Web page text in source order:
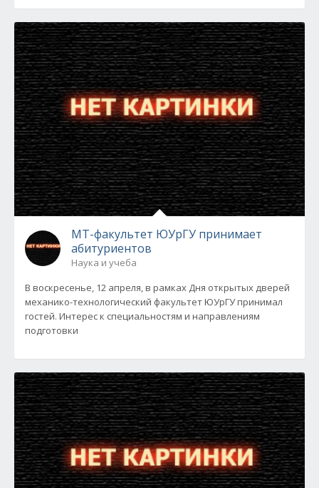
МТ-факультет ЮУрГУ принимает
абитуриентов
Наука и учеба
В воскресенье, 12 апреля, в рамках Дня открытых дверей
механико-технологический факультет ЮУрГУ принимал
гостей. Интерес к специальностям и направлениям
подготовки